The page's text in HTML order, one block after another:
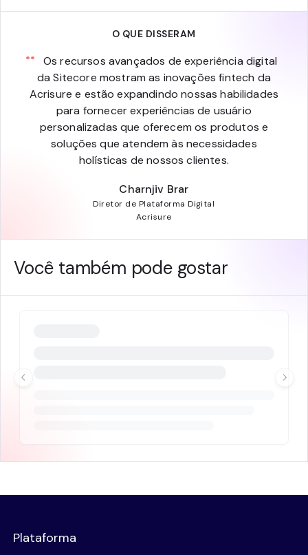
O QUE DISSERAM
Os recursos avançados de experiência digital
da Sitecore mostram as inovações fintech da
Acrisure e estão expandindo nossas habilidades
para fornecer experiências de usuário
personalizadas que oferecem os produtos e
soluções que atendem às necessidades
holísticas de nossos clientes.
Charnjiv Brar
Diretor de Plataforma Digital
Acrisure
Você também pode gostar
Plataforma